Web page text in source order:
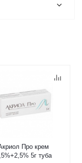
Про крем
5г туба